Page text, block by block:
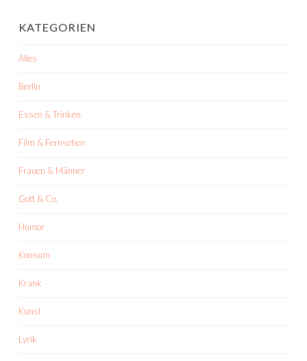
KATEGORIEN
Alles
Berlin
Essen & Trinken
Film & Fernsehen
Frauen & Männer
Gott & Co.
Humor
Konsum
Krank
Kunst
Lyrik